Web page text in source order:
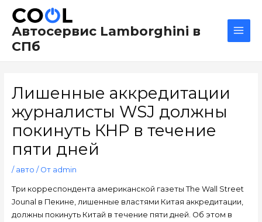
содержимому
Автосервис Lamborghini в
СПб
Лишенные аккредитации
журналисты WSJ должны
покинуть КНР в течение
пяти дней
/ авто / От admin
Три корреспондента американской газеты The Wall Street
Jounal в Пекине, лишенные властями Китая аккредитации,
должны покинуть Китай в течение пяти дней. Об этом в
по
записям